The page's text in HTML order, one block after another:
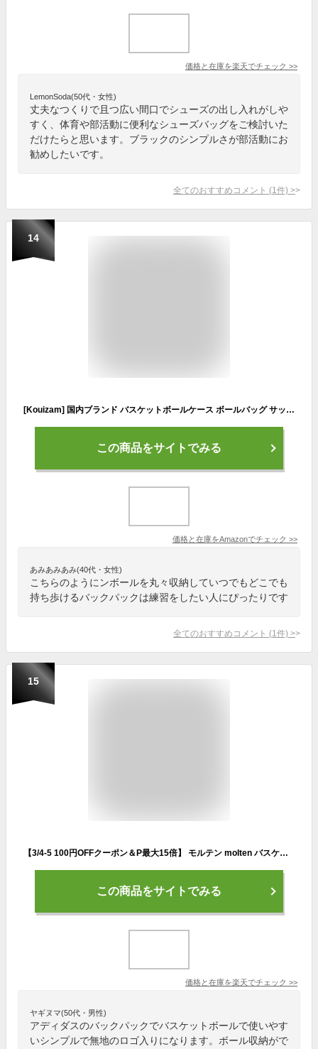
価格と在庫を楽天でチェック >>
LemonSoda(50代・女性)
丈夫なつくりで且つ広い間口でシューズの出し入れがしや
すく、体育や部活動に便利なシューズバッグをご検討いた
だけたらと思います。ブラックのシンプルさが部活動にお
勧めしたいです。
全てのおすすめコメント (1 件) >
14
[Kouizam] 国内ブランド バスケットボールケース ボールバッグ サッカー バレー 収納袋 5号 6号 7号対応 ショルダー付き メッシュポケット付き 部活 クラブ 男女兼用 軽量 丈夫 オックスフォード生地 (迷彩ライトブルー)
この商品をサイトでみる
価格と在庫をAmazonでチェック >>
あみあみあみ(40代・女性)
こちらのようにンボールを丸々収納していつでもどこでも
持ち歩けるバックパックは練習をしたい人にぴったりです
全てのおすすめコメント (1 件) >
15
【3/4-5 100円OFFクーポン＆P最大15倍】 モルテン molten バスケット バックパック ミニバスケットボール用 34L 黒 ブラック ミニバス専用 ミニバスケットボール ボール収納 リュック バスケ ばすけ 部活 女子バスケ 練習 カバン LB0032
この商品をサイトでみる
価格と在庫を楽天でチェック >>
ヤギヌマ(50代・男性)
アディダスのバックパックでバスケットボールで使いやす
いシンプルで無地のロゴ入りになります。ボール収納がで